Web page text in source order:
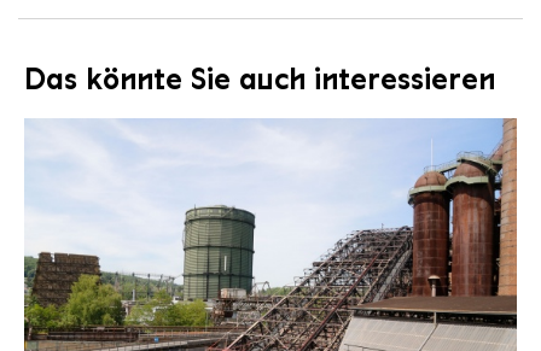
Das könnte Sie auch interessieren